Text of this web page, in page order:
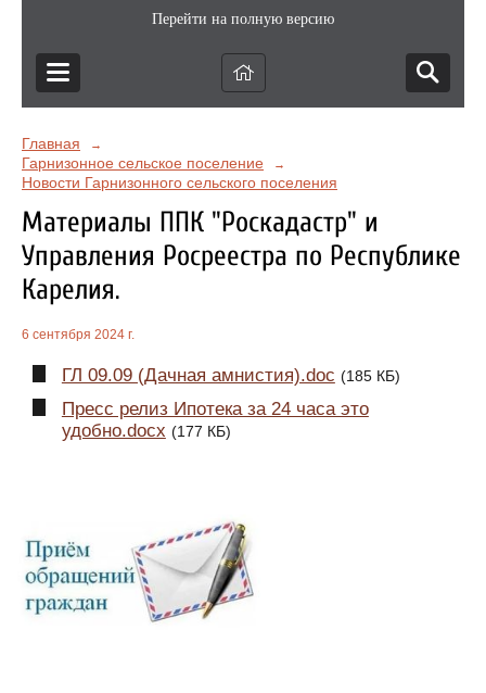
Перейти на полную версию
Главная →
Гарнизонное сельское поселение →
Новости Гарнизонного сельского поселения
Материалы ППК "Роскадастр" и
Управления Росреестра по Республике
Карелия.
6 сентября 2024 г.
ГЛ 09.09 (Дачная амнистия).doc (185 КБ)
Пресс релиз Ипотека за 24 часа это
удобно.docx (177 КБ)